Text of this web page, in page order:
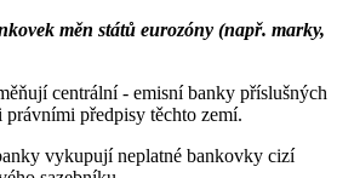
měn států eurozóny (např. marky,
centrální - emisní banky příslušných
předpisy těchto zemí.
vykupují neplatné bankovky cizí